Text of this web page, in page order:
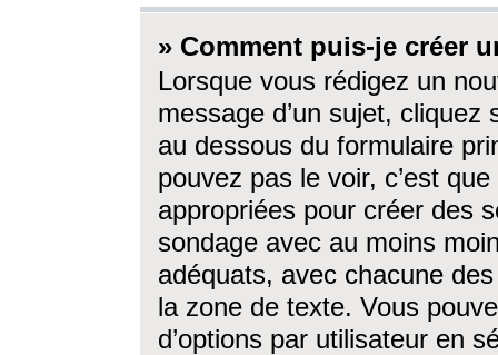
» Comment puis-je créer
Lorsque vous rédigez un
message d’un sujet, cliquez
au dessous du formulaire
pouvez pas le voir, c’est
appropriées pour créer des
sondage avec au moins
adéquats, avec chacune
la zone de texte. Vous
d’options par utilisateur en